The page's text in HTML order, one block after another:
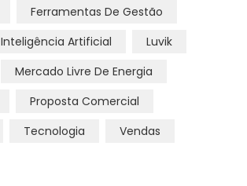
Ferramentas De Gestão
Inteligência Artificial
Luvik
Mercado Livre De Energia
Proposta Comercial
Tecnologia Vendas